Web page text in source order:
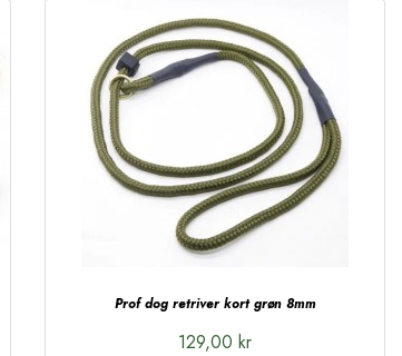
Prof dog retriver kort grøn 8mm
129,00 kr